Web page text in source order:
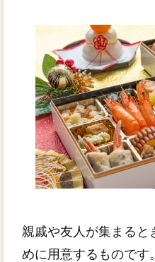
親戚や友人が集まると
めに用意するものです